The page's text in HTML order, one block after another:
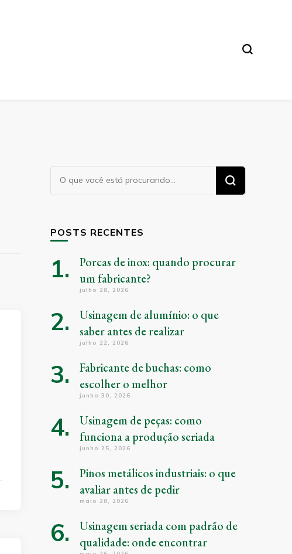
Procurando
algo?
POSTS RECENTES
Porcas de inox: quando procurar
um fabricante?
julho 28, 2026
Usinagem de alumínio: o que
saber antes de realizar
julho 22, 2026
Fabricante de buchas: como
escolher o melhor
junho 30, 2026
Usinagem de peças: como
funciona a produção seriada
junho 25, 2026
Pinos metálicos industriais: o que
avaliar antes de pedir
maio 28, 2026
Usinagem seriada com padrão de
qualidade: onde encontrar